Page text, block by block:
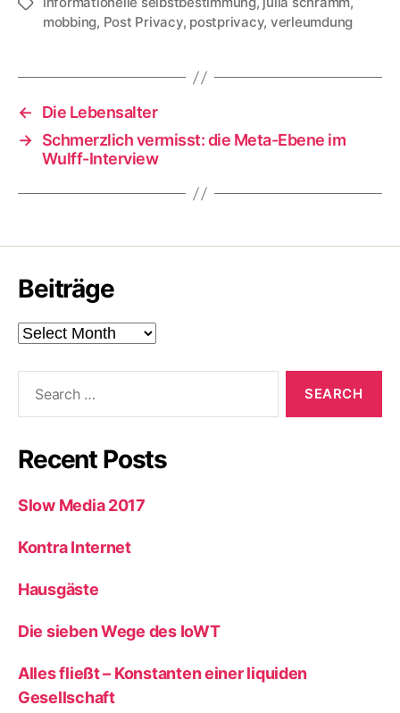
mobbing, Post Privacy, postprivacy, verleumdung
←
Die Lebensalter
→ Schmerzlich vermisst: die Meta-Ebene im
Wulff-Interview
Beiträge
Beiträge
Recent Posts
Slow Media 2017
Kontra Internet
Hausgäste
Die sieben Wege des IoWT
Alles fließt – Konstanten einer liquiden
Gesellschaft